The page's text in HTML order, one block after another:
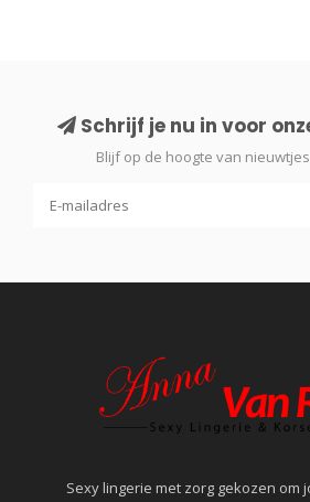
Schrijf je nu in voor
Blijf op de hoogte van
Sexy lingerie met zorg gekozen om